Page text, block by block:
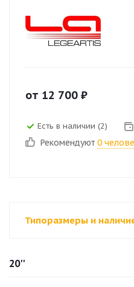
от 12 700 ₽
Есть в наличии (2)
Рекомендуют 0
Типоразмеры и
20''